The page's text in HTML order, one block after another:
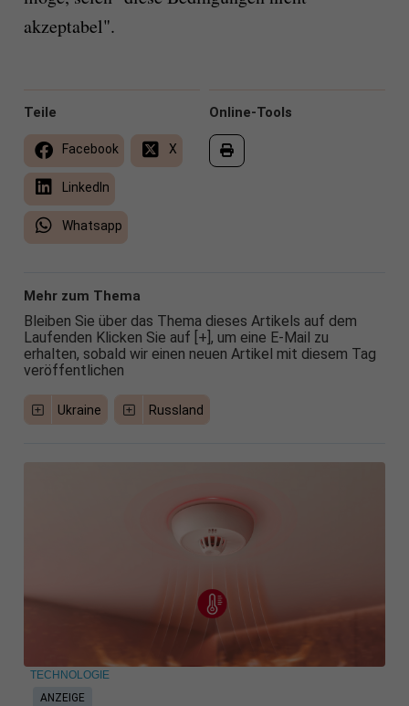
akzeptabel".
Online-Tools
Teile
Facebook X
LinkedIn
Whatsapp
Mehr zum Thema
Bleiben Sie über das Thema dieses Artikels auf dem
Laufenden Klicken Sie auf [+], um eine E-Mail zu
erhalten, sobald wir einen neuen Artikel mit diesem Tag
veröffentlichen
Ukraine Russland
ANZEIGE
TECHNOLOGIE